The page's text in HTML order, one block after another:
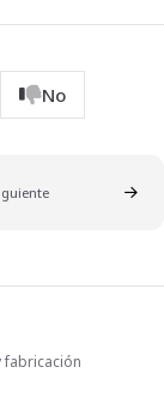
No
fabricación